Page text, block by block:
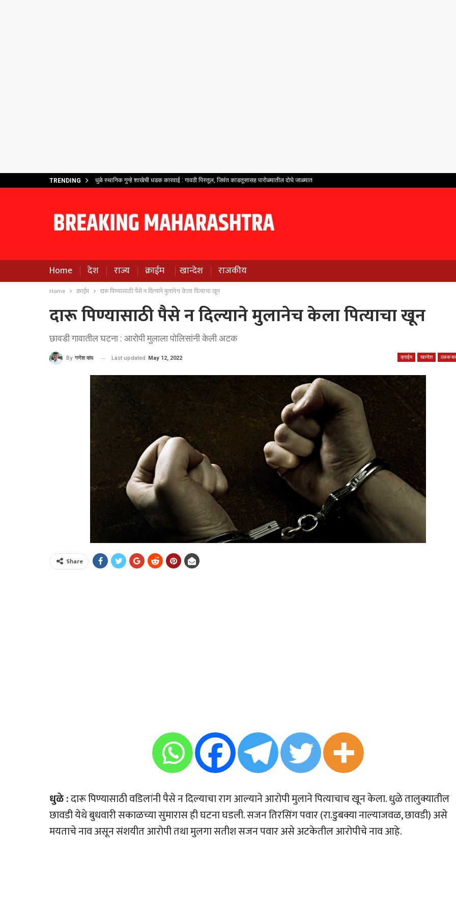
TRENDING धुळे स्थानिक गुन्हे शाखेची धडक कारवाई : गावठी पिस्तूल, जिवंत काडतूसासह पारोळ्यातील दोघे जाळ्यात
Home देश राज्य क्राईम खान्देश राजकीय
Home क्राईम दारू पिण्यासाठी पैसे न दिल्याने मुलानेच केला पित्याचा खून
दारू पिण्यासाठी पैसे न दिल्याने मुलानेच केला पित्याचा खून
छावडी गावातील घटना : आरोपी मुलाला पोलिसांनी केली अटक
क्राईम खान्देश ठळक
By गणेश वाघ Last updated May 12, 2022
Share
धुळे :दारू पिण्यासाठी वडिलांनी पैसे न दिल्याचा राग आल्याने आरोपी मुलाने पित्याचाच खून केला. धुळे तालुक्यातील
छावडी येथे बुधवारी सकाळच्या सुमारास ही घटना घडली. सजन तिरसिंग पवार (रा.डुबक्या नाल्याजवळ, छावडी) असे
मयताचे नाव असून संशयीत आरोपी तथा मुलगा सतीश सजन पवार असे अटकेतील आरोपीचे नाव आहे.